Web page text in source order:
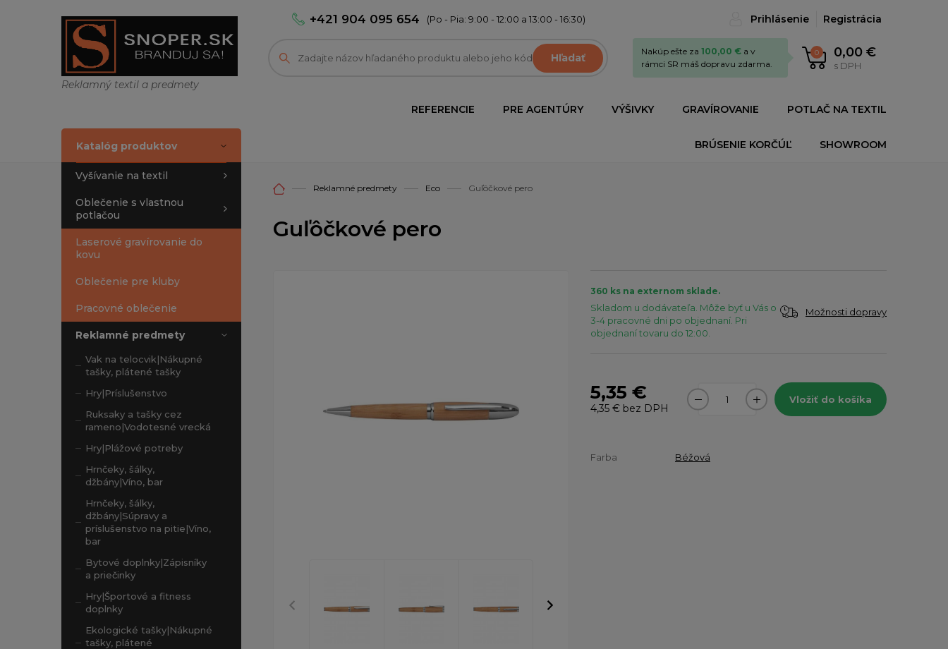
Reklamný textil a predmety
+421 904 095 654 (Po - Pia: 9:00 - 12:00 a 13:00 - 16:30) Prihlásenie Registrácia
Hľadať 0 0,00 €
s DPH
Nakúp ešte za 100,00 € a v
rámci SR máš dopravu zdarma.
REFERENCIE PRE AGENTÚRY VÝŠIVKY GRAVÍROVANIE POTLAČ NA TEXTIL
BRÚSENIE KORČÚĽ SHOWROOM
Katalóg produktov
Vyšívanie na textil
Oblečenie s vlastnou
potlačou
Laserové gravírovanie do
kovu
Oblečenie pre kluby
Pracovné oblečenie
Reklamné predmety
Vak na telocvik|Nákupné
tašky, plátené tašky
Hry|Príslušenstvo
Ruksaky a tašky cez
rameno|Vodotesné vrecká
Hry|Plážové potreby
Hrnčeky, šálky,
džbány|Víno, bar
Hrnčeky, šálky,
džbány|Súpravy a
príslušenstvo na pitie|Víno,
bar
Bytové doplnky|Zápisníky
a priečinky
Hry|Športové a fitness
doplnky
Ekologické tašky|Nákupné
tašky, plátené
Reklamné predmety Eco Guľôčkové pero
Guľôčkové pero
360 ks na externom sklade.
Skladom u dodávateľa. Môže byť u Vás o
3-4 pracovné dni po objednaní. Pri
objednaní tovaru do 12:00.
Možnosti dopravy
5,35 €
4,35 € bez DPH
Vložiť do košíka
Farba Béžová